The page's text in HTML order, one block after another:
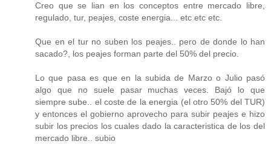
Creo que se lian en los conceptos entre mercado libre,
regulado, tur, peajes, coste energia... etc etc etc.
Que en el tur no suben los peajes.. pero de donde lo han
sacado?, los peajes forman parte del 50% del precio.
Lo que pasa es que en la subida de Marzo o Julio pasó
algo que no suele pasar muchas veces. Bajó lo que
siempre sube.. el coste de la energia (el otro 50% del TUR)
y entonces el gobierno aprovecho para subir peajes e hizo
subir los precios los cuales dado la caracteristica de los del
mercado libre.. subio